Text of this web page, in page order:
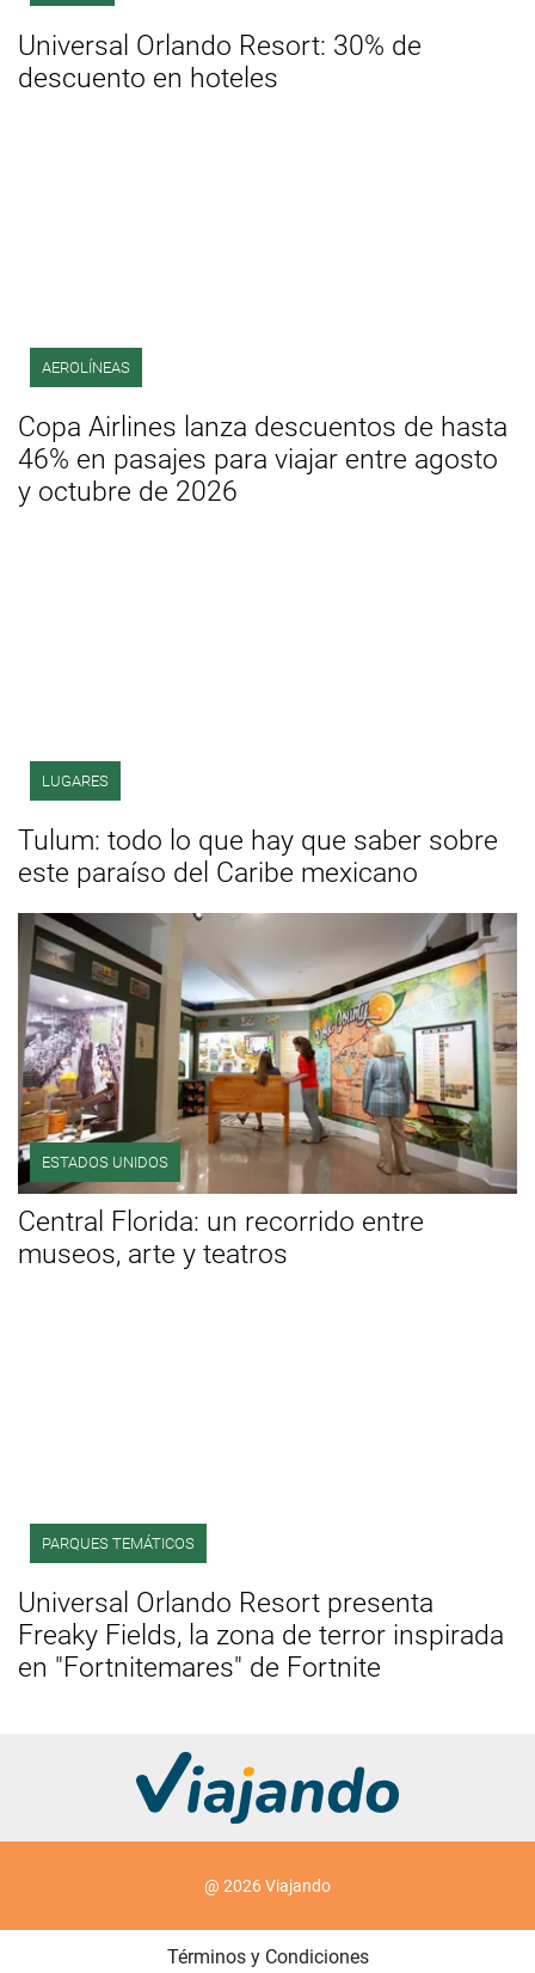
Universal Orlando Resort: 30% de
descuento en hoteles
AEROLÍNEAS
Copa Airlines lanza descuentos de hasta
46% en pasajes para viajar entre agosto
y octubre de 2026
LUGARES
Tulum: todo lo que hay que saber sobre
este paraíso del Caribe mexicano
ESTADOS UNIDOS
Central Florida: un recorrido entre
museos, arte y teatros
PARQUES TEMÁTICOS
Universal Orlando Resort presenta
Freaky Fields, la zona de terror inspirada
en "Fortnitemares" de Fortnite
@ 2026 Viajando
Términos y Condiciones